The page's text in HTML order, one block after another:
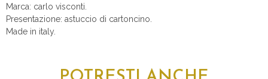
Marca: carlo visconti.
Presentazione: astuccio di cartoncino.
Made in italy.